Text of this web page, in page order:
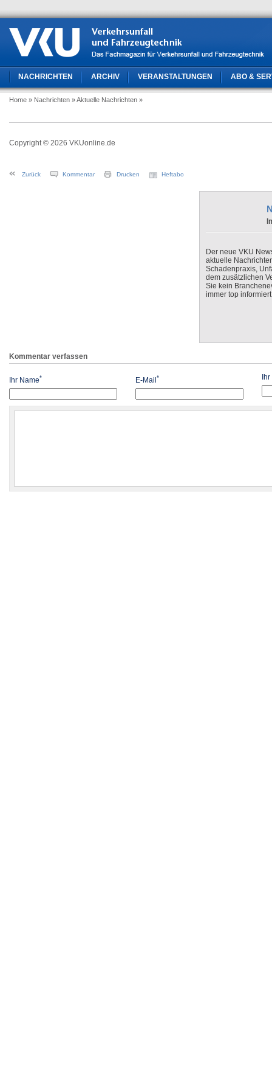
NACHRICHTEN ARCHIV VERANSTALTUNGEN ABO &
Home » Nachrichten » Aktuelle Nachrichten »
Copyright © 2026 VKUonline.de
Zurück Kommentar Drucken Heftabo
Der neue VKU
aktuelle
Schadenpraxis,
dem zusätzlichen
Sie kein
immer top
Kommentar verfassen
Ihr Name* E-Mail *